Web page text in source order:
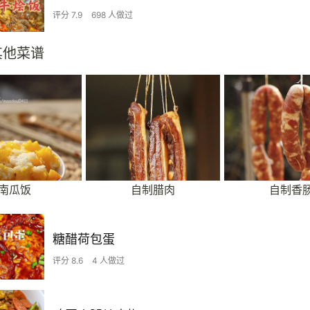
评分 7.9 698 人做过
菜谱
瓜饭 自制腊肉 自制香
糖醋荷包蛋
评分 8.6 4 人做过